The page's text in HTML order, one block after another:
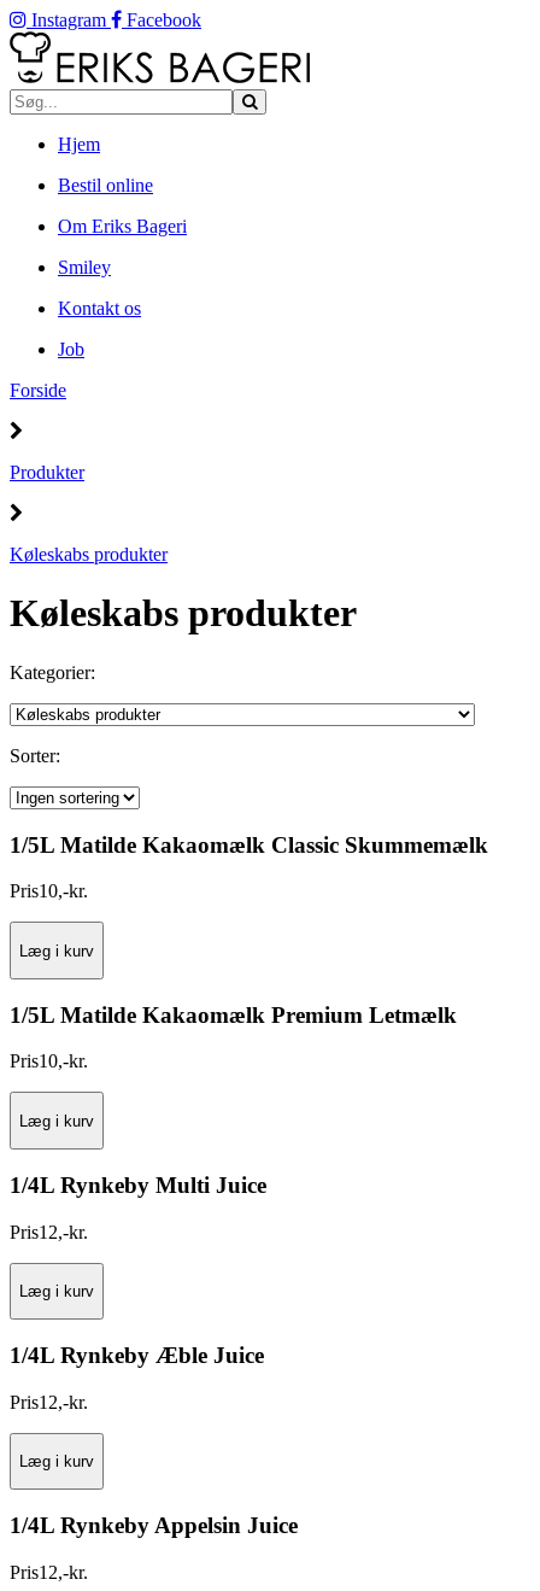
Instagram Facebook
Hjem
Bestil online
Om Eriks Bageri
Smiley
Kontakt os
Job
Forside
Produkter
Køleskabs produkter
Køleskabs produkter
Kategorier:
Sorter:
1/5L Matilde Kakaomælk Classic Skummemælk
Pris10,-kr.
Læg i kurv
1/5L Matilde Kakaomælk Premium Letmælk
Pris10,-kr.
Læg i kurv
1/4L Rynkeby Multi Juice
Pris12,-kr.
Læg i kurv
1/4L Rynkeby Æble Juice
Pris12,-kr.
Læg i kurv
1/4L Rynkeby Appelsin Juice
Pris12,-kr.